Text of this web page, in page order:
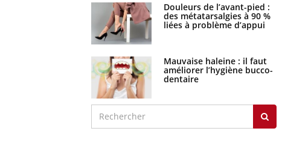
Douleurs de l’avant-pied :
des métatarsalgies à 90 %
liées à problème d’appui
Mauvaise haleine : il faut
améliorer l’hygiène bucco-
dentaire